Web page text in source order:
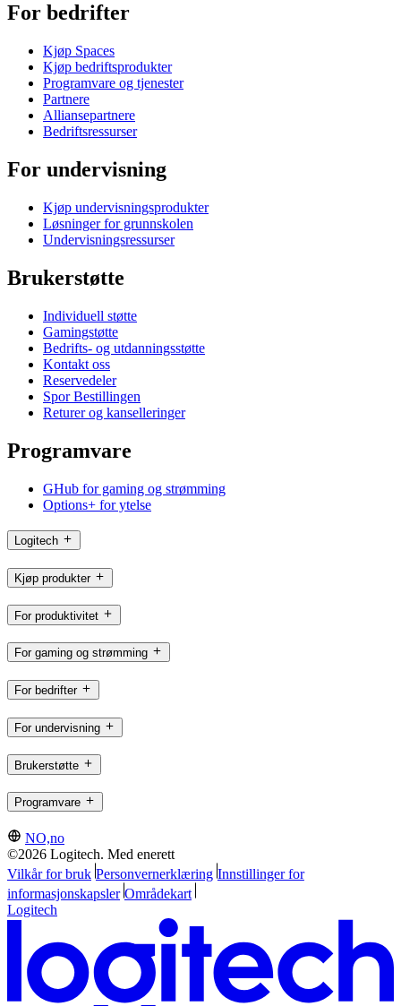
For bedrifter
Kjøp Spaces
Kjøp bedriftsprodukter
Programvare og tjenester
Partnere
Alliansepartnere
Bedriftsressurser
For undervisning
Kjøp undervisningsprodukter
Løsninger for grunnskolen
Undervisningsressurser
Brukerstøtte
Individuell støtte
Gamingstøtte
Bedrifts- og utdanningsstøtte
Kontakt oss
Reservedeler
Spor Bestillingen
Returer og kanselleringer
Programvare
GHub for gaming og strømming
Options+ for ytelse
Logitech
Kjøp produkter
For produktivitet
For gaming og strømming
For bedrifter
For undervisning
Brukerstøtte
Programvare
NO,no
©2026 Logitech. Med enerett
Vilkår for bruk Personvernerklæring Innstillinger for
informasjonskapsler Områdekart
Logitech